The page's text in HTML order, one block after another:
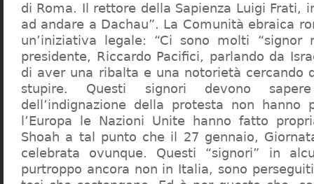
di Roma. Il rettore della Sapienza Luigi Frati,
ad andare a Dachau”. La Comunità ebraica
un’iniziativa legale: “Ci sono molti “signor
presidente, Riccardo Pacifici, parlando da
di aver una ribalta e una notorietà cercando
stupire. Questi signori devono
dell’indignazione della protesta non hanno
l’Europa le Nazioni Unite hanno fatto
Shoah a tal punto che il 27 gennaio,
celebrata ovunque. Questi “signori” in
purtroppo ancora non in Italia, sono